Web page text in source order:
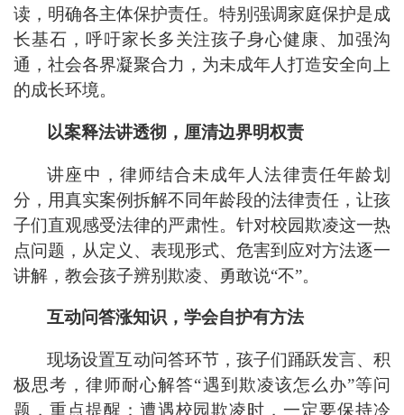
读，明确各主体保护责任。特别强调家庭保护是成
长基石，呼吁家长多关注孩子身心健康、加强沟
通，社会各界凝聚合力，为未成年人打造安全向上
的成长环境。
以案释法讲透彻，厘清边界明权责
讲座中，律师结合未成年人法律责任年龄划
分，用真实案例拆解不同年龄段的法律责任，让孩
子们直观感受法律的严肃性。针对校园欺凌这一热
点问题，从定义、表现形式、危害到应对方法逐一
讲解，教会孩子辨别欺凌、勇敢说“不”。
互动问答涨知识，学会自护有方法
现场设置互动问答环节，孩子们踊跃发言、积
极思考，律师耐心解答“遇到欺凌该怎么办”等问
题，重点提醒：遭遇校园欺凌时，一定要保持冷